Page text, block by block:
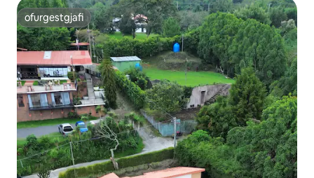
ofurgestgjafi
ofurgestgjafi